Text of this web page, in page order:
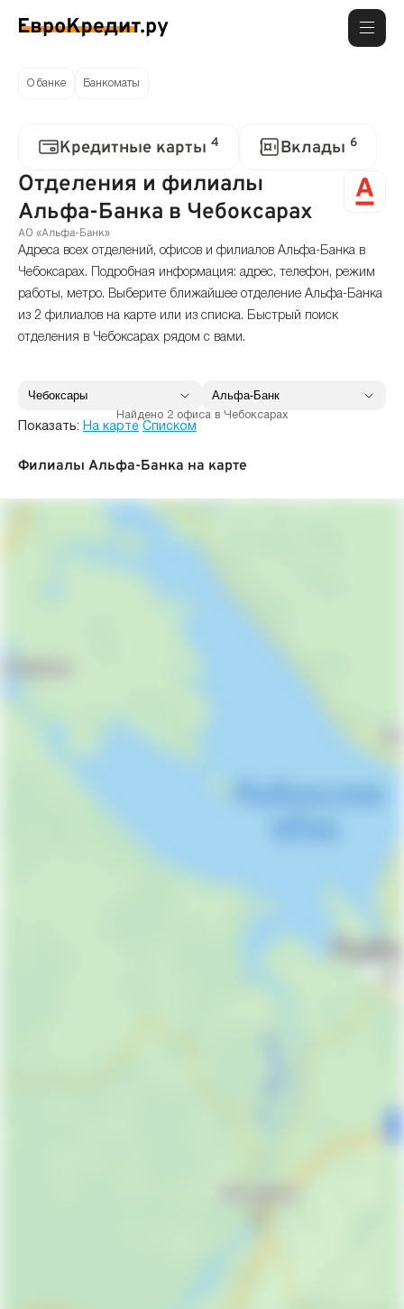
О банке Банкоматы
Кредитные карты 4 Вклады 6
Отделения и филиалы
Альфа-Банка в Чебоксарах
АО «Альфа-Банк»
Адреса всех отделений, офисов и филиалов Альфа-Банка в
Чебоксарах. Подробная информация: адрес, телефон, режим
работы, метро. Выберите ближайшее отделение Альфа-Банка
из 2 филиалов на карте или из списка. Быстрый поиск
отделения в Чебоксарах рядом с вами.
Найдено 2 офиса в Чебоксарах
Показать: На карте Списком
Филиалы Альфа-Банка на карте